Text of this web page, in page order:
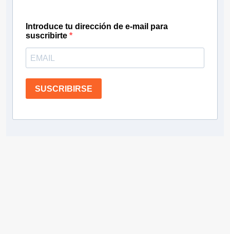
Introduce tu dirección de e-mail para
suscribirte
SUSCRIBIRSE